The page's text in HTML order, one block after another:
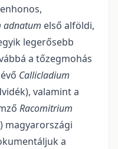
adnatum első alföldi,
legerősebb
a tőzegmohás
Callicladium
valamint a
Racomitrium
magyarországi
a